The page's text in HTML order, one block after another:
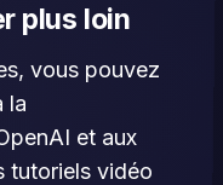
plus loin
vous pouvez
la
et aux
tutoriels vidéo